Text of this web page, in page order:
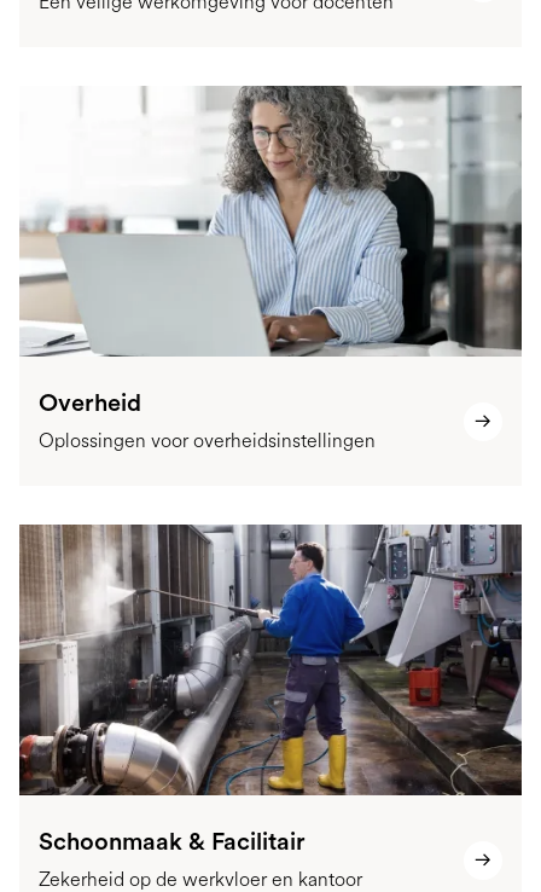
Overheid
Oplossingen voor overheidsinstellingen
Schoonmaak & Facilitair
Zekerheid op de werkvloer en kantoor